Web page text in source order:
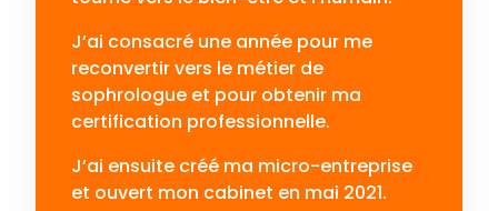
J’ai consacré une année pour me
reconvertir vers le métier de
sophrologue et pour obtenir ma
certification professionnelle.
J’ai ensuite créé ma micro-entreprise
et ouvert mon cabinet en mai 2021.